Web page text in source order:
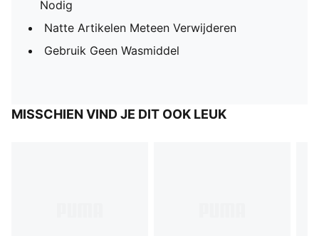
Nodig
Natte Artikelen Meteen Verwijderen
Gebruik Geen Wasmiddel
MISSCHIEN VIND JE DIT OOK LEUK